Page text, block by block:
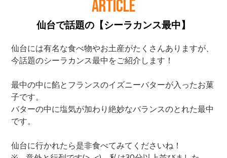
ARTICLE
仙台で話題の【シーラカンス最中】